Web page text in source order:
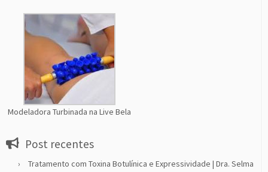
Modeladora Turbinada na Live Bela
Post recentes
Tratamento com Toxina Botulínica e Expressividade | Dra. Selma